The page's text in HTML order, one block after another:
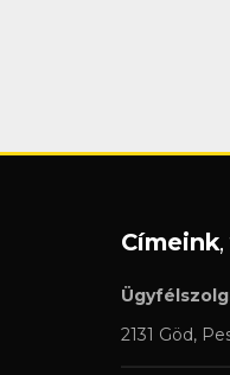
Címeink
2131 Göd,